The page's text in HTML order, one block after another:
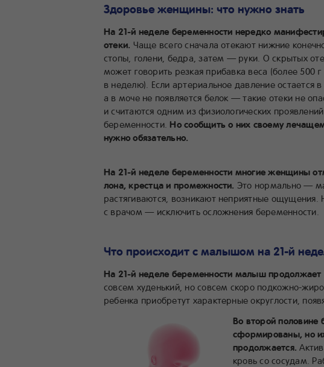
Здоровье женщины: что нужно знать
На 21-й неделе беременности нередко
отеки. Чаще всего сначала отекают нижние
стопы, голени, бедра, затем — руки. О скрытых
может говорить резкая прибавка веса (более 500 г
в неделю). Если артериальное давление остается
а в моче не появляется белок — такие отеки не
и считаются одним из физиологических проявлений
беременности.Но сообщить о них своему
нужно обязательно.
На 21-й неделе беременности многие женщины
лона, крестца и промежности. Это нормально —
растягиваются, возникают неприятные
с врачом — исключить осложнения беременности.
Что происходит с малышом на 21-й
На 21-й неделе беременности малыш продолжает
совсем худенький, но совсем скоро подкожно-
ребенка приобретут характерные округлости,
Во второй половине
сформированы, но
продолжается.
кровь со сосудам.